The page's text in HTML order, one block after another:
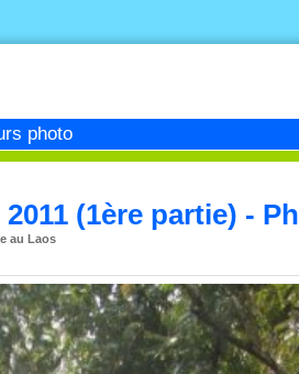
photo
(1ère partie) -
au Laos